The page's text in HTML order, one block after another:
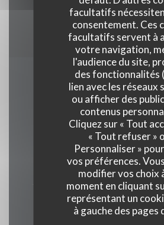
facultatifs
consentement. Ces
facultatifs servent à
votre navigation,
l'audience du site,
des fonctionnalités
lien avec les réseaux
ou afficher des
contenus
Cliquez sur « Tout
« Tout refuser »
Personnaliser »
vos préférences.
modifier vos choix
moment en cliquant
représentant un
à gauche des pages
restaurant, Espèces, Visa,
Carte Bleue
Lundi
12h00 - 14h00 •
Mar-Mer
Fermé